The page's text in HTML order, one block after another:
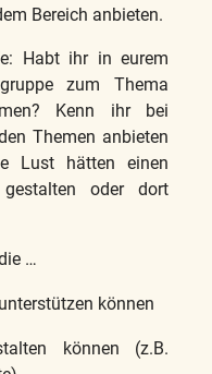
Bereich anbieten.
Habt ihr in eurem
zum Thema
Kenn ihr bei
Themen anbieten
Lust hätten einen
oder dort
…
können
können (z.B.